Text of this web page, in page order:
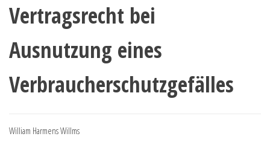
Vertragsrecht bei
Ausnutzung eines
Verbraucherschutzgefälles
William Harmens Willms